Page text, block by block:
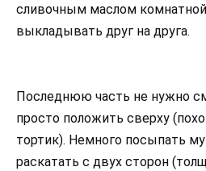
сливочным маслом
выкладывать друг на друга.
Последнюю часть не нужно
просто положить сверху
тортик). Немного посыпать
раскатать с двух сторон